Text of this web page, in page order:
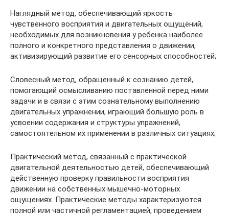
Наглядный метод, обеспечивающий яркость
чувственного восприятия и двигательных ощущений,
необходимых для возникновения у ребенка наиболее
полного и конкретного представления о движении,
активизирующий развитие его сенсорных способностей;
Словесный метод, обращенный к сознанию детей,
помогающий осмысливанию поставленной перед ними
задачи и в связи с этим сознательному выполнению
двигательных упражнении, играющий большую роль в
усвоении содержания и структуры упражнений,
самостоятельном их применении в различных ситуациях;
Практический метод, связанный с практической
двигательной деятельностью детей, обеспечивающий
действенную проверку правильности восприятия
движении на собственных мышечно-моторных
ощущениях. Практические методы характеризуются
полной или частичной регламентацией, проведением